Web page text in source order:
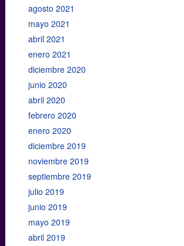
agosto 2021
mayo 2021
abril 2021
enero 2021
diciembre 2020
junio 2020
abril 2020
febrero 2020
enero 2020
diciembre 2019
noviembre 2019
septiembre 2019
julio 2019
junio 2019
mayo 2019
abril 2019